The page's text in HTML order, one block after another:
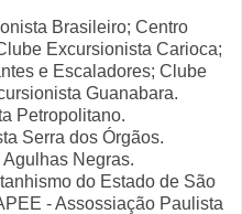
Brasileiro; Centro
Excursionista Carioca;
e Escaladores; Clube
Guanabara.
Petropolitano.
Serra dos Órgãos.
Negras.
do Estado de São
- Assossiação Paulista